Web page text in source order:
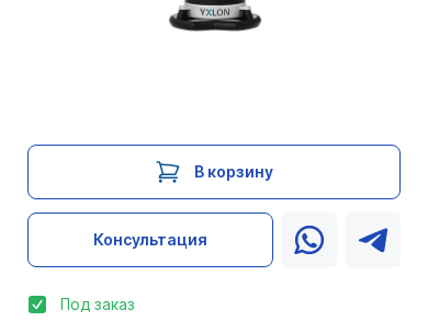
В корзину
Консультация
Под заказ